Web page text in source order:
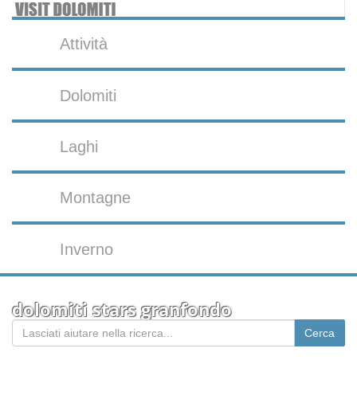
Attività
Dolomiti
Laghi
Montagne
Inverno
dolomiti stars granfondo